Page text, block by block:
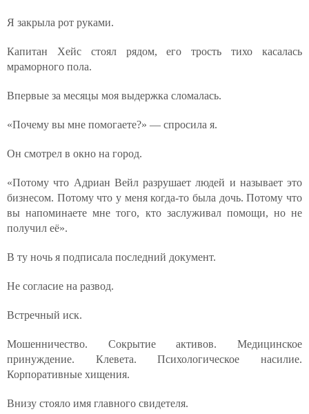
Я закрыла рот руками.
Капитан Хейс стоял рядом, его трость тихо касалась
мраморного пола.
Впервые за месяцы моя выдержка сломалась.
«Почему вы мне помогаете?» — спросила я.
Он смотрел в окно на город.
«Потому что Адриан Вейл разрушает людей и называет это
бизнесом. Потому что у меня когда-то была дочь. Потому что
вы напоминаете мне того, кто заслуживал помощи, но не
получил её».
В ту ночь я подписала последний документ.
Не согласие на развод.
Встречный иск.
Мошенничество. Сокрытие активов. Медицинское
принуждение. Клевета. Психологическое насилие.
Корпоративные хищения.
Внизу стояло имя главного свидетеля.